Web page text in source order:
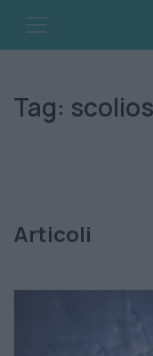
content
Tag:
Articoli